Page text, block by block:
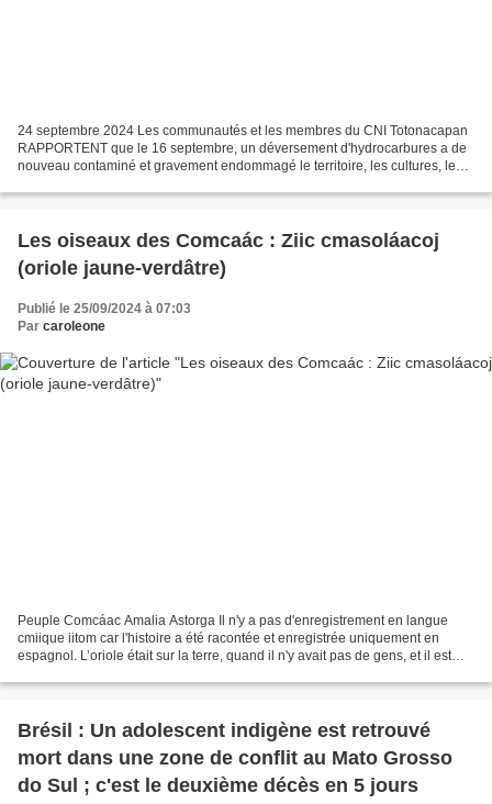
24 septembre 2024 Les communautés et les membres du CNI Totonacapan
RAPPORTENT que le 16 septembre, un déversement d'hydrocarbures a de
nouveau contaminé et gravement endommagé le territoire, les cultures, les
Les oiseaux des Comcaác : Ziic cmasoláacoj
(oriole jaune-verdâtre)
Publié le 25/09/2024 à 07:03
Par caroleone
Peuple Comcáac Amalia Astorga Il n'y a pas d'enregistrement en langue
cmiique iitom car l'histoire a été racontée et enregistrée uniquement en
espagnol. L’oriole était sur la terre, quand il n'y avait pas de gens, et il est
Brésil : Un adolescent indigène est retrouvé
mort dans une zone de conflit au Mato Grosso
do Sul ; c'est le deuxième décès en 5 jours